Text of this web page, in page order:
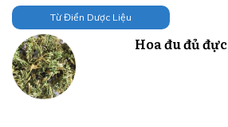
Từ Điển Dược Liệu
Hoa đu đủ đực